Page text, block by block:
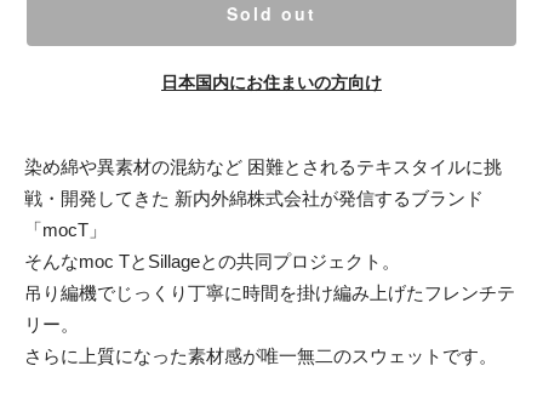
Sold out
日本国内にお住まいの方向け
染め綿や異素材の混紡など 困難とされるテキスタイルに挑
戦・開発してきた 新内外綿株式会社が発信するブランド
「mocT」
そんなmoc TとSillageとの共同プロジェクト。
吊り編機でじっくり丁寧に時間を掛け編み上げたフレンチテ
リー。
さらに上質になった素材感が唯一無二のスウェットです。